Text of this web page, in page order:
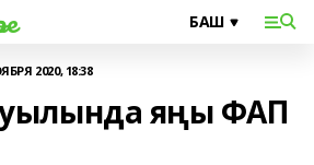
2020, 18:38
яңы ФАП